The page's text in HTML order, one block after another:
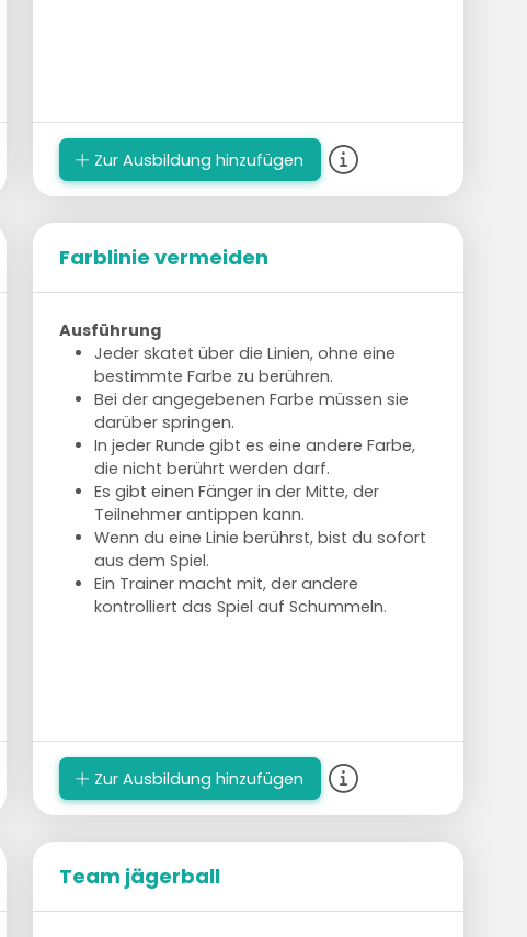
Zur Ausbildung hinzufügen
Farblinie vermeiden
Ausführung
Jeder skatet über die Linien, ohne eine
bestimmte Farbe zu berühren.
Bei der angegebenen Farbe müssen sie
darüber springen.
In jeder Runde gibt es eine andere Farbe,
die nicht berührt werden darf.
Es gibt einen Fänger in der Mitte, der
Teilnehmer antippen kann.
Wenn du eine Linie berührst, bist du sofort
aus dem Spiel.
Ein Trainer macht mit, der andere
kontrolliert das Spiel auf Schummeln.
Zur Ausbildung hinzufügen
Team jägerball